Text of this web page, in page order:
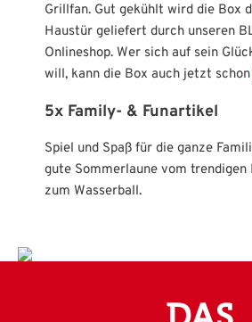
Grillfan. Gut gekühlt wird die Box
Haustür geliefert durch unseren
Onlineshop. Wer sich auf sein
will, kann die Box auch jetzt schon
5x Family- & Funartikel
Spiel und Spaß für die ganze
gute Sommerlaune vom trendigen
zum Wasserball.
Bildergalerie überspringen